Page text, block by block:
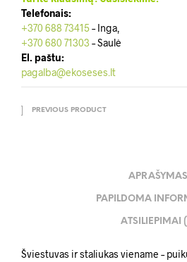
Telefonais:
+370 688 73415– Inga,
+370 680 71303 – Saulė
El. paštu:
pagalba@ekoseses.lt
PREVIOUS PRODUCT
APRAŠYMAS
PAPILDOMA
ATSILIEPIMAI
Šviestuvas ir staliukas viename –